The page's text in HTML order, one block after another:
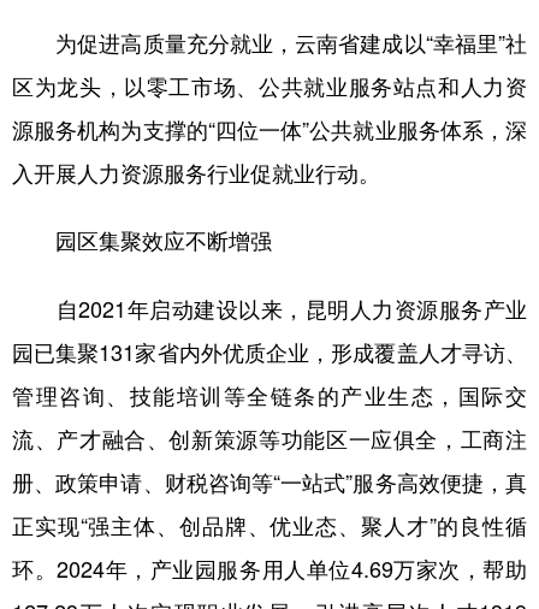
为促进高质量充分就业，云南省建成以“幸福里”社
区为龙头，以零工市场、公共就业服务站点和人力资
源服务机构为支撑的“四位一体”公共就业服务体系，深
入开展人力资源服务行业促就业行动。
园区集聚效应不断增强
自2021年启动建设以来，昆明人力资源服务产业
园已集聚131家省内外优质企业，形成覆盖人才寻访、
管理咨询、技能培训等全链条的产业生态，国际交
流、产才融合、创新策源等功能区一应俱全，工商注
册、政策申请、财税咨询等“一站式”服务高效便捷，真
正实现“强主体、创品牌、优业态、聚人才”的良性循
环。2024年，产业园服务用人单位4.69万家次，帮助